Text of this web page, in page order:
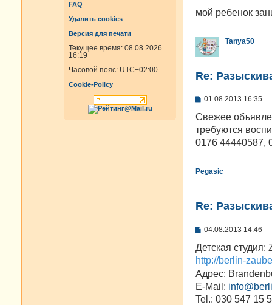
FAQ
Удалить cookies
Версия для печати
Текущее время: 08.08.2026
16:19
Часовой пояс: UTC+02:00
Cookie-Policy
мой ребенок
Tanya50
Re:
С
о
щ
е
01.08.2013 16:35
Свежее
требуются
0176 44440587,
Pegasic
Re:
С
о
б
щ
е
н
и
е
04.08.2013 14:46
Детская студия:
http://berlin-
Адрес:
E-Mail:
Tel.: 030 547 15